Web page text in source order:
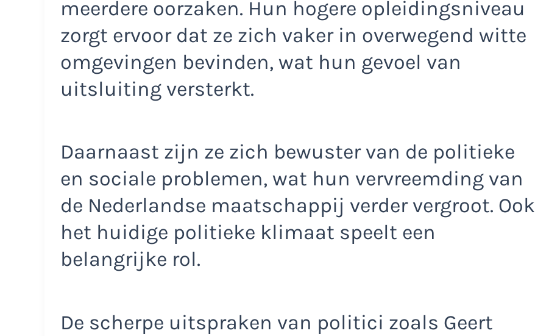
meerdere oorzaken. Hun hogere opleidingsniveau
zorgt ervoor dat ze zich vaker in overwegend witte
omgevingen bevinden, wat hun gevoel van
uitsluiting versterkt.
Daarnaast zijn ze zich bewuster van de politieke
en sociale problemen, wat hun vervreemding van
de Nederlandse maatschappij verder vergroot. Ook
het huidige politieke klimaat speelt een
belangrijke rol.
De scherpe uitspraken van politici zoals Geert